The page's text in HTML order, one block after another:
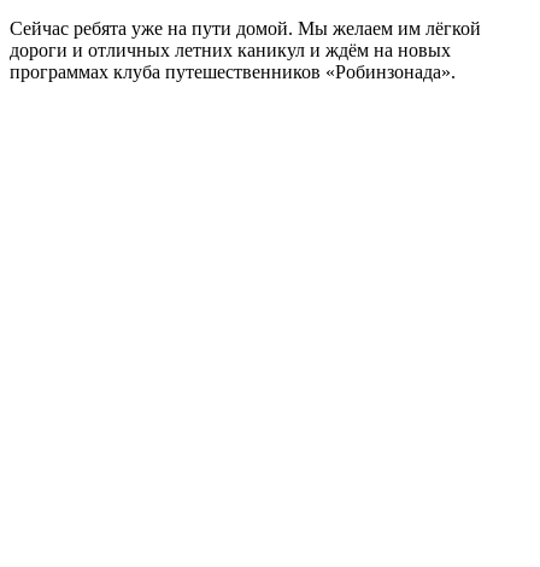
Сейчас ребята уже на пути домой. Мы желаем им лёгкой
дороги и отличных летних каникул и ждём на новых
программах клуба путешественников «Робинзонада».